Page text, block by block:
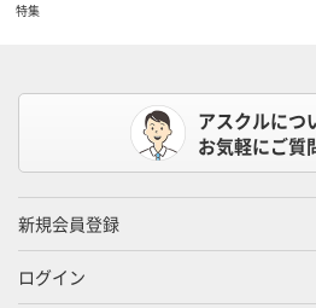
特集
アスクルにつ
お気軽にご質
新規会員登録
ログイン